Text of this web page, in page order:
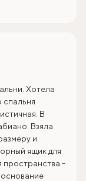
Хотела
спальня
В
Взяла
и
ящик для
пространства -
основание